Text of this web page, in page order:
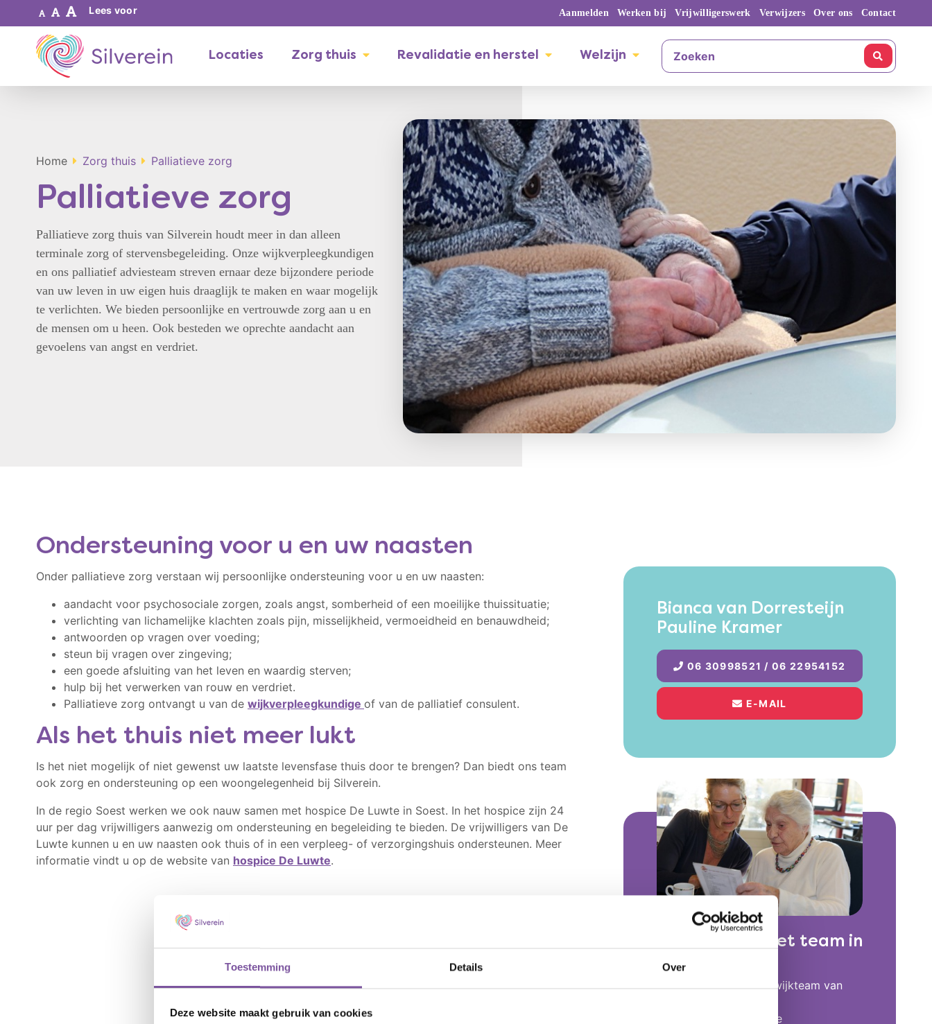
Toestemming Details Over
Deze website maakt gebruik van cookies
Lees voor Aanmelden Werken bij Vrijwilligerswerk Verwijzers Over ons Contact
Locaties Zorg thuis Revalidatie en herstel Welzijn
Home Zorg thuis Palliatieve zorg
Palliatieve zorg
Palliatieve zorg thuis van Silverein houdt meer in dan alleen
terminale zorg of stervensbegeleiding. Onze wijkverpleegkundigen
en ons palliatief adviesteam streven ernaar deze bijzondere periode
van uw leven in uw eigen huis draaglijk te maken en waar mogelijk
te verlichten. We bieden persoonlijke en vertrouwde zorg aan u en
de mensen om u heen. Ook besteden we oprechte aandacht aan
gevoelens van angst en verdriet.
Ondersteuning voor u en uw naasten
Onder palliatieve zorg verstaan wij persoonlijke ondersteuning voor u en uw naasten:
aandacht voor psychosociale zorgen, zoals angst, somberheid of een moeilijke thuissituatie;
verlichting van lichamelijke klachten zoals pijn, misselijkheid, vermoeidheid en benauwdheid;
antwoorden op vragen over voeding;
steun bij vragen over zingeving;
een goede afsluiting van het leven en waardig sterven;
hulp bij het verwerken van rouw en verdriet.
Palliatieve zorg ontvangt u van de wijkverpleegkundige of van de palliatief consulent.
Als het thuis niet meer lukt
Is het niet mogelijk of niet gewenst uw laatste levensfase thuis door te brengen? Dan biedt ons team
ook zorg en ondersteuning op een woongelegenheid bij Silverein.
In de regio Soest werken we ook nauw samen met hospice De Luwte in Soest. In het hospice zijn 24
uur per dag vrijwilligers aanwezig om ondersteuning en begeleiding te bieden. De vrijwilligers van De
Luwte kunnen u en uw naasten ook thuis of in een verpleeg- of verzorgingshuis ondersteunen. Meer
informatie vindt u op de website van hospice De Luwte.
Bianca van Dorresteijn
Pauline Kramer
06 30998521 / 06 22954152
E-MAIL
Contact met het team in
uw wijk
Belt u gerust naar het wijkteam van
telefoonnummers op de